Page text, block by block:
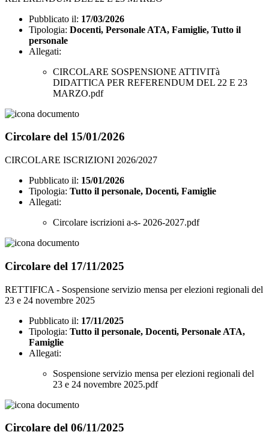
Pubblicato il: 17/03/2026
Tipologia: Docenti, Personale ATA, Famiglie, Tutto il
personale
Allegati:
CIRCOLARE SOSPENSIONE ATTIVITà
DIDATTICA PER REFERENDUM DEL 22 E 23
MARZO.pdf
Circolare del 15/01/2026
CIRCOLARE ISCRIZIONI 2026/2027
Pubblicato il: 15/01/2026
Tipologia: Tutto il personale, Docenti, Famiglie
Allegati:
Circolare iscrizioni a-s- 2026-2027.pdf
Circolare del 17/11/2025
RETTIFICA - Sospensione servizio mensa per elezioni regionali del
23 e 24 novembre 2025
Pubblicato il: 17/11/2025
Tipologia: Tutto il personale, Docenti, Personale ATA,
Famiglie
Allegati:
Sospensione servizio mensa per elezioni regionali del
23 e 24 novembre 2025.pdf
Circolare del 06/11/2025